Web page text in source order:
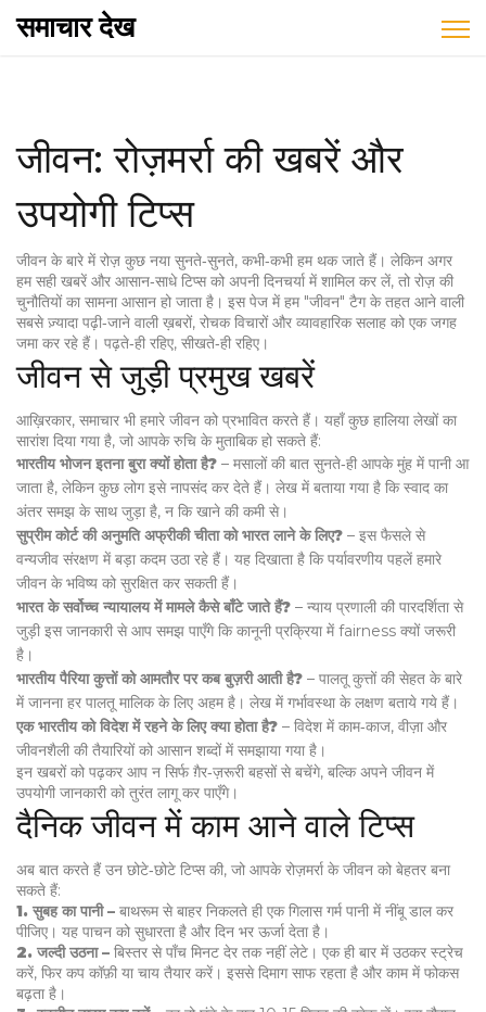
समाचार देख
जीवन: रोज़मर्रा की खबरें और
उपयोगी टिप्स
जीवन के बारे में रोज़ कुछ नया सुनते‑सुनते, कभी‑कभी हम थक जाते हैं। लेकिन अगर
हम सही खबरें और आसान‑साधे टिप्स को अपनी दिनचर्या में शामिल कर लें, तो रोज़ की
चुनौतियों का सामना आसान हो जाता है। इस पेज में हम "जीवन" टैग के तहत आने वाली
सबसे ज़्यादा पढ़ी‑जाने वाली ख़बरों, रोचक विचारों और व्यावहारिक सलाह को एक जगह
जमा कर रहे हैं। पढ़ते‑ही रहिए, सीखते‑ही रहिए।
जीवन से जुड़ी प्रमुख खबरें
आख़िरकार, समाचार भी हमारे जीवन को प्रभावित करते हैं। यहाँ कुछ हालिया लेखों का
सारांश दिया गया है, जो आपके रुचि के मुताबिक हो सकते हैं:
भारतीय भोजन इतना बुरा क्यों होता है? – मसालों की बात सुनते‑ही आपके मुंह में पानी आ
जाता है, लेकिन कुछ लोग इसे नापसंद कर देते हैं। लेख में बताया गया है कि स्वाद का
अंतर समझ के साथ जुड़ा है, न कि खाने की कमी से।
सुप्रीम कोर्ट की अनुमति अफ्रीकी चीता को भारत लाने के लिए? – इस फैसले से
वन्यजीव संरक्षण में बड़ा कदम उठा रहे हैं। यह दिखाता है कि पर्यावरणीय पहलें हमारे
जीवन के भविष्य को सुरक्षित कर सकती हैं।
भारत के सर्वोच्च न्यायालय में मामले कैसे बाँटे जाते हैं? – न्याय प्रणाली की पारदर्शिता से
जुड़ी इस जानकारी से आप समझ पाएँगे कि कानूनी प्रक्रिया में fairness क्यों जरूरी
है।
भारतीय पैरिया कुत्तों को आमतौर पर कब बुज़री आती है? – पालतू कुत्तों की सेहत के बारे
में जानना हर पालतू मालिक के लिए अहम है। लेख में गर्भावस्था के लक्षण बताये गये हैं।
एक भारतीय को विदेश में रहने के लिए क्या होता है? – विदेश में काम‑काज, वीज़ा और
जीवनशैली की तैयारियों को आसान शब्दों में समझाया गया है।
इन खबरों को पढ़कर आप न सिर्फ ग़ैर‑ज़रूरी बहसों से बचेंगे, बल्कि अपने जीवन में
उपयोगी जानकारी को तुरंत लागू कर पाएँगे।
दैनिक जीवन में काम आने वाले टिप्स
अब बात करते हैं उन छोटे‑छोटे टिप्स की, जो आपके रोज़मर्रा के जीवन को बेहतर बना
सकते हैं:
1. सुबह का पानी – बाथरूम से बाहर निकलते ही एक गिलास गर्म पानी में नींबू डाल कर
पीजिए। यह पाचन को सुधारता है और दिन भर ऊर्जा देता है।
2. जल्दी उठना – बिस्तर से पाँच मिनट देर तक नहीं लेटे। एक ही बार में उठकर स्ट्रेच
करें, फिर कप कॉफ़ी या चाय तैयार करें। इससे दिमाग साफ रहता है और काम में फोकस
बढ़ता है।